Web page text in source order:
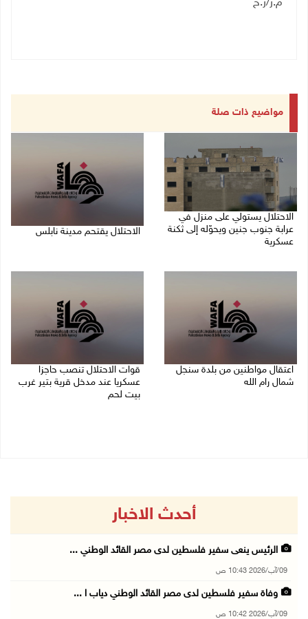
م.ر/ر.ح
مواضيع ذات صلة
الاحتلال يستولي على منزل في
عرابة جنوب جنين ويحوّله إلى ثكنة
عسكرية
الاحتلال يقتحم مدينة نابلس
اعتقال مواطنين من بلدة سنجل
شمال رام الله
قوات الاحتلال تنصب حاجزا
عسكريا عند مدخل قرية بتير غرب
بيت لحم
أحدث الاخبار
الرئيس ينعى سفير فلسطين لدى مصر القائد الوطني ...
09/آب/2026 10:43 ص
وفاة سفير فلسطين لدى مصر القائد الوطني دياب ا ...
09/آب/2026 10:42 ص